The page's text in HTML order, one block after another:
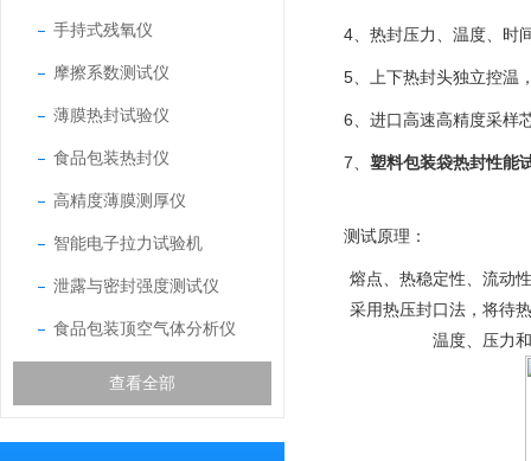
手持式残氧仪
摩擦系数测试仪
薄膜热封试验仪
食品包装热封仪
高精度薄膜测厚仪
智能电子拉力试验机
泄露与密封强度测试仪
食品包装顶空气体分析仪
查看全部
4、热封压力、温度、时
5、上下热封头独立控温
6、进口高速高精度采样
7、 塑料包装袋热封性能
测试原理：
熔点、热稳定性、流动
采用热压封口法，将待
温度、压力